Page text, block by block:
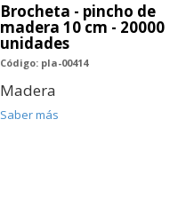
Brocheta - pincho de
madera 10 cm - 20000
unidades
Código: pla-00414
Madera
Saber más